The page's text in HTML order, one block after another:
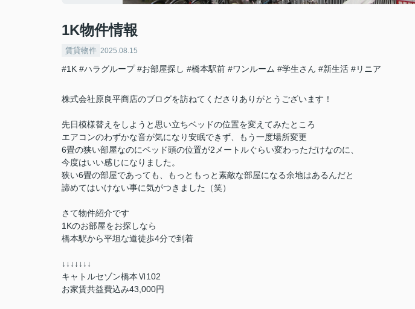
1K物件情報
賃貸物件 2025.08.15
#1K #ハラグループ #お部屋探し #橋本駅前 #ワンルーム #学生さん #新生活 #リニア
株式会社原良平商店のブログを訪ねてくださりありがとうございます！
先日模様替えをしようと思い立ちベッドの位置を変えてみたところ
エアコンのわずかな音が気になり安眠できず、もう一度場所変更
6畳の狭い部屋なのにベッド頭の位置が2メートルぐらい変わっただけなのに、
今度はいい感じになりました。
狭い6畳の部屋であっても、もっともっと素敵な部屋になる余地はあるんだと
諦めてはいけない事に気がつきました（笑）
さて物件紹介です
1Kのお部屋をお探しなら
橋本駅から平坦な道徒歩4分で到着
↓↓↓↓↓↓↓
キャトルセゾン橋本Ⅵ102
お家賃共益費込み43,000円